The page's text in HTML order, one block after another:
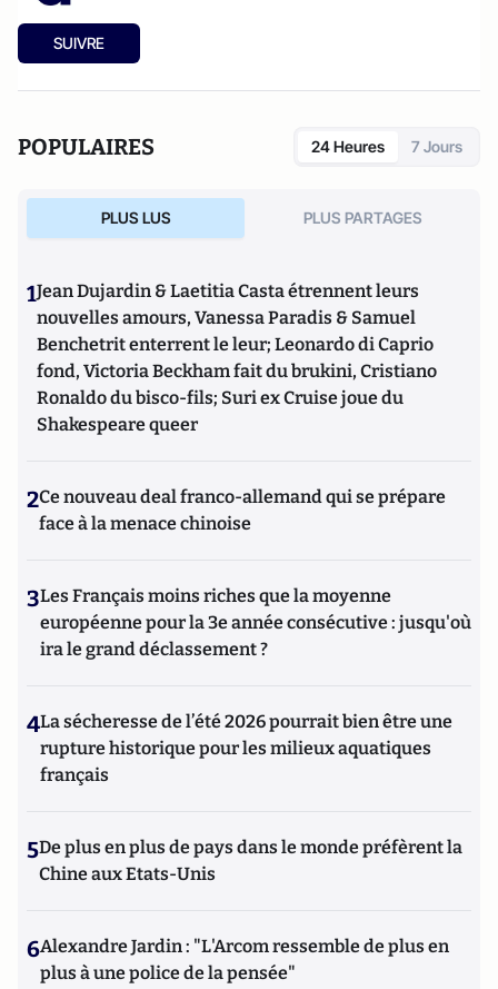
SUIVRE
POPULAIRES 24 Heures 7 Jours
PLUS LUS PLUS PARTAGES
1Jean Dujardin & Laetitia Casta étrennent leurs
nouvelles amours, Vanessa Paradis & Samuel
Benchetrit enterrent le leur; Leonardo di Caprio
fond, Victoria Beckham fait du brukini, Cristiano
Ronaldo du bisco-fils; Suri ex Cruise joue du
Shakespeare queer
2Ce nouveau deal franco-allemand qui se prépare
face à la menace chinoise
3Les Français moins riches que la moyenne
européenne pour la 3e année consécutive : jusqu'où
ira le grand déclassement ?
4La sécheresse de l’été 2026 pourrait bien être une
rupture historique pour les milieux aquatiques
français
5De plus en plus de pays dans le monde préfèrent la
Chine aux Etats-Unis
6Alexandre Jardin : "L'Arcom ressemble de plus en
plus à une police de la pensée"